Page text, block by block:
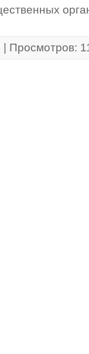
| Просмотров: